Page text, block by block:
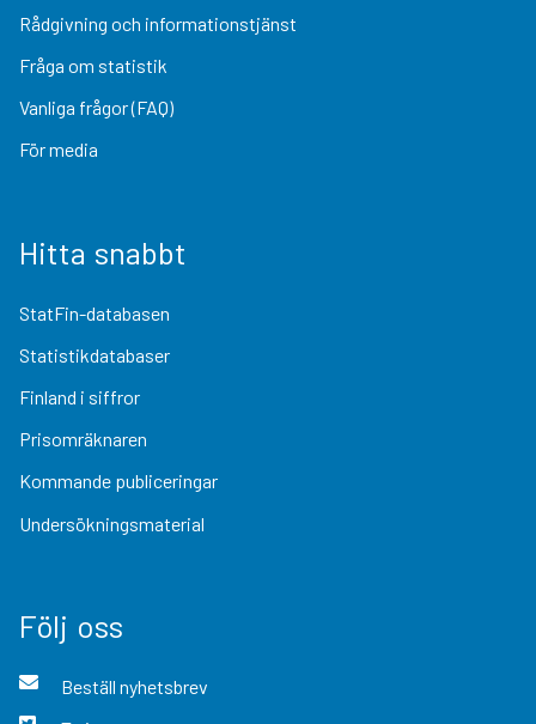
Rådgivning och informationstjänst
Fråga om statistik
Vanliga frågor (FAQ)
För media
Hitta snabbt
StatFin-databasen
Statistikdatabaser
Finland i siffror
Prisomräknaren
Kommande publiceringar
Undersökningsmaterial
Följ oss
Beställ nyhetsbrev